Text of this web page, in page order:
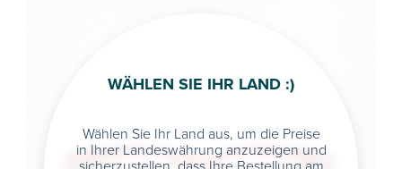
WÄHLEN SIE IHR LAND :)
Wählen Sie Ihr Land aus, um die Preise
in Ihrer Landeswährung anzuzeigen und
sicherzustellen, dass Ihre Bestellung am